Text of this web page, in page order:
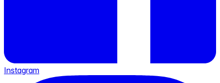
Instagram